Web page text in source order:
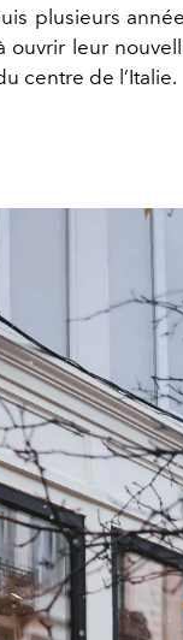
plusieurs
ouvrir leur
centre de l’Italie.